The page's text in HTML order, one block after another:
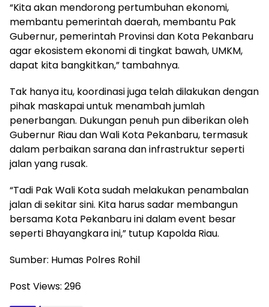
“Kita akan mendorong pertumbuhan ekonomi,
membantu pemerintah daerah, membantu Pak
Gubernur, pemerintah Provinsi dan Kota Pekanbaru
agar ekosistem ekonomi di tingkat bawah, UMKM,
dapat kita bangkitkan,” tambahnya.
Tak hanya itu, koordinasi juga telah dilakukan dengan
pihak maskapai untuk menambah jumlah
penerbangan. Dukungan penuh pun diberikan oleh
Gubernur Riau dan Wali Kota Pekanbaru, termasuk
dalam perbaikan sarana dan infrastruktur seperti
jalan yang rusak.
“Tadi Pak Wali Kota sudah melakukan penambalan
jalan di sekitar sini. Kita harus sadar membangun
bersama Kota Pekanbaru ini dalam event besar
seperti Bhayangkara ini,” tutup Kapolda Riau.
Sumber: Humas Polres Rohil
Post Views: 296